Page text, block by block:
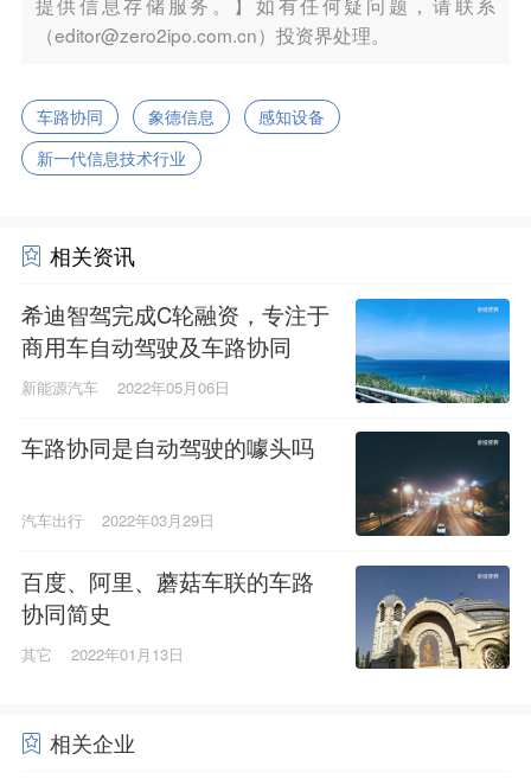
（editor@zero2ipo.com.cn）投资界处理。
车路协同 象德信息
感知设备
新一代信息技术行业
相关资讯
希迪智驾完成C轮融资，专注于
商用车自动驾驶及车路协同
新能源汽车 2022年05月06日
车路协同是自动驾驶的噱头吗
汽车出行 2022年03月29日
百度、阿里、蘑菇车联的车路
协同简史
其它 2022年01月13日
相关企业